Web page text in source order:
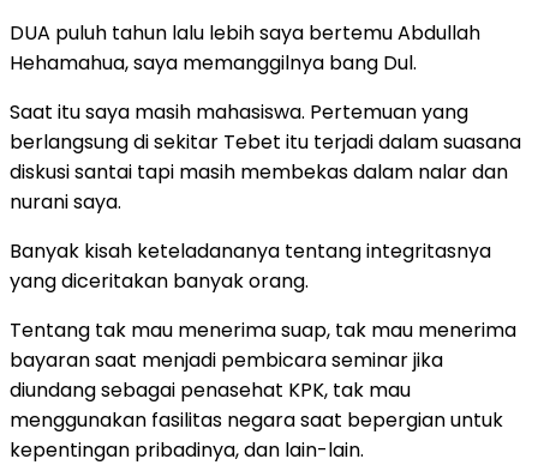
DUA puluh tahun lalu lebih saya bertemu Abdullah
Hehamahua, saya memanggilnya bang Dul.
Saat itu saya masih mahasiswa. Pertemuan yang
berlangsung di sekitar Tebet itu terjadi dalam suasana
diskusi santai tapi masih membekas dalam nalar dan
nurani saya.
Banyak kisah keteladananya tentang integritasnya
yang diceritakan banyak orang.
Tentang tak mau menerima suap, tak mau menerima
bayaran saat menjadi pembicara seminar jika
diundang sebagai penasehat KPK, tak mau
menggunakan fasilitas negara saat bepergian untuk
kepentingan pribadinya, dan lain-lain.